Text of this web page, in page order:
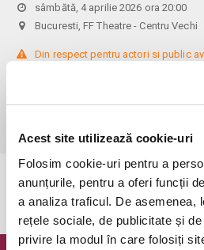
Acest site utilizează cookie-uri
Folosim cookie-uri pentru a
anunțurile, pentru a oferi funcții
a analiza traficul. De asemenea,
rețele sociale, de publicitate și
privire la modul în care folosiți
sâmbătă, 4 aprilie 2026 ora 20:00
Bucuresti, FF Theatre - Centru
Din respect pentru actori si public
prezenta cu cel putin 30 de minute
Dupa ora inceperii reprezentatiei,
valabilitatea.
Evenimentul a